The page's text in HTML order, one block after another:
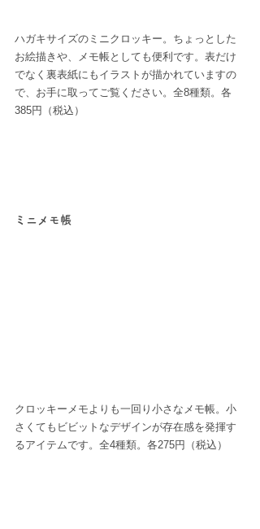
ハガキサイズのミニクロッキー。ちょっとした
お絵描きや、メモ帳としても便利です。表だけ
でなく裏表紙にもイラストが描かれていますの
で、お手に取ってご覧ください。全8種類。各
385円（税込）
ミニメモ帳
クロッキーメモよりも一回り小さなメモ帳。小
さくてもビビットなデザインが存在感を発揮す
るアイテムです。全4種類。各275円（税込）